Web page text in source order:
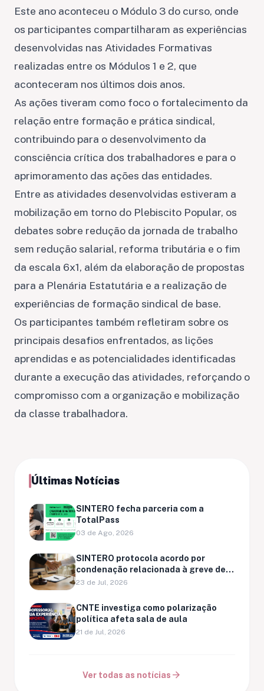
Este ano aconteceu o Módulo 3 do curso, onde
os participantes compartilharam as experiências
desenvolvidas nas Atividades Formativas
realizadas entre os Módulos 1 e 2, que
aconteceram nos últimos dois anos.
As ações tiveram como foco o fortalecimento da
relação entre formação e prática sindical,
contribuindo para o desenvolvimento da
consciência crítica dos trabalhadores e para o
aprimoramento das ações das entidades.
Entre as atividades desenvolvidas estiveram a
mobilização em torno do Plebiscito Popular, os
debates sobre redução da jornada de trabalho
sem redução salarial, reforma tributária e o fim
da escala 6x1, além da elaboração de propostas
para a Plenária Estatutária e a realização de
experiências de formação sindical de base.
Os participantes também refletiram sobre os
principais desafios enfrentados, as lições
aprendidas e as potencialidades identificadas
durante a execução das atividades, reforçando o
compromisso com a organização e mobilização
da classe trabalhadora.
Últimas Notícias
SINTERO fecha parceria com a
TotalPass
03 de Ago, 2026
SINTERO protocola acordo por
condenação relacionada à greve de
Ariquemes
23 de Jul, 2026
CNTE investiga como polarização
política afeta sala de aula
21 de Jul, 2026
Ver todas as notícias arrow_forward